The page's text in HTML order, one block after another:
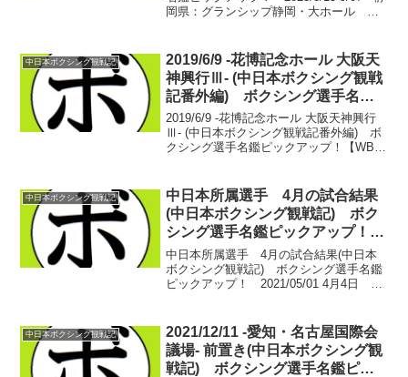
岡県：グランシップ静岡・大ホール 駿
ーナ ...
中日本ボクシング観戦記
2019/6/9 -花博記念ホール 大阪天
神興行Ⅲ- (中日本ボクシング観戦
記番外編) ボクシング選手名鑑
ピックアップ！
2019/6/9 -花博記念ホール 大阪天神興行
Ⅲ- (中日本ボクシング観戦記番外編) ボ
クシング選手名鑑ピックアップ！【WBF
橋屋 諒(ウィング)花田 歩夢...
中日本ボクシング観戦記
中日本所属選手 4月の試合結果
(中日本ボクシング観戦記) ボク
シング選手名鑑ピックアップ！
2021/05/01
中日本所属選手 4月の試合結果(中日本
ボクシング観戦記) ボクシング選手名鑑
ピックアップ！ 2021/05/01 4月4日
佐知子(駿河) vs...
中日本ボクシング観戦記
2021/12/11 -愛知・名古屋国際会
議場- 前置き(中日本ボクシング観
戦記) ボクシング選手名鑑ピッ